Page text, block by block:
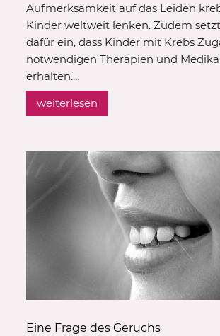
Aufmerksamkeit auf das Leiden
Kinder weltweit lenken. Zudem
dafür ein, dass Kinder mit Krebs
notwendigen Therapien und
erhalten.…
weiterlesen
Eine Frage des Geruchs